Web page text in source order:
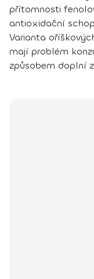
přítomnosti
antioxidační
Varianta
mají problém
způsobem doplní